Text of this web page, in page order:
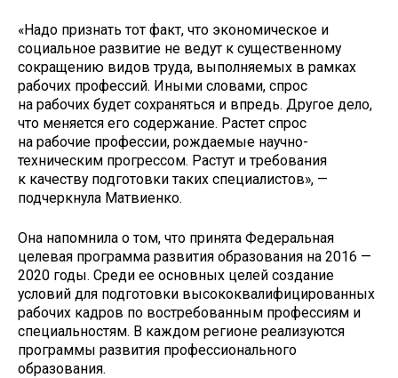
«Надо признать тот факт, что экономическое и
социальное развитие не ведут к существенному
сокращению видов труда, выполняемых в рамках
рабочих профессий. Иными словами, спрос
на рабочих будет сохраняться и впредь. Другое дело,
что меняется его содержание. Растет спрос
на рабочие профессии, рождаемые научно-
техническим прогрессом. Растут и требования
к качеству подготовки таких специалистов», —
подчеркнула Матвиенко.
Она напомнила о том, что принята Федеральная
целевая программа развития образования на 2016 —
2020 годы. Среди ее основных целей создание
условий для подготовки высококвалифицированных
рабочих кадров по востребованным профессиям и
специальностям. В каждом регионе реализуются
программы развития профессионального
образования.